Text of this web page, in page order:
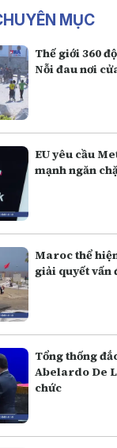
MỤC
Thế giới 360
Nỗi đau nơi
EU yêu cầu
mạnh ngăn
Maroc thể
giải quyết vấn
Tổng thống
Abelardo De
chức